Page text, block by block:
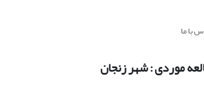
با ما
موردی : شهر زنجان